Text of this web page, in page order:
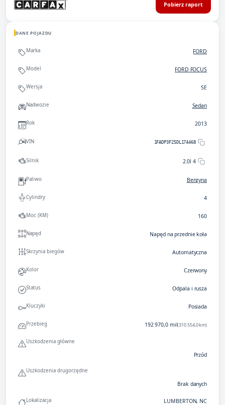
Pobierz raport
DANE POJAZDU
Marka FORD
Model FORD FOCUS
Wersja SE
Nadwozie Sedan
Rok 2013
VIN 1FADP3F25DL174468
Silnik 2.0l 4
Paliwo Benzyna
Cylindry 4
Moc (KM) 160
Napęd Napęd na przednie koła
Skrzynia biegów Automatyczna
Kolor Czerwony
Status Odpala i rusza
Kluczyki Posiada
Przebieg 192 970,0 mil(310 554,0 km)
Uszkodzenia główne
Przód
Uszkodzenia drugorzędne
Brak danych
Lokalizacja LUMBERTON, NC